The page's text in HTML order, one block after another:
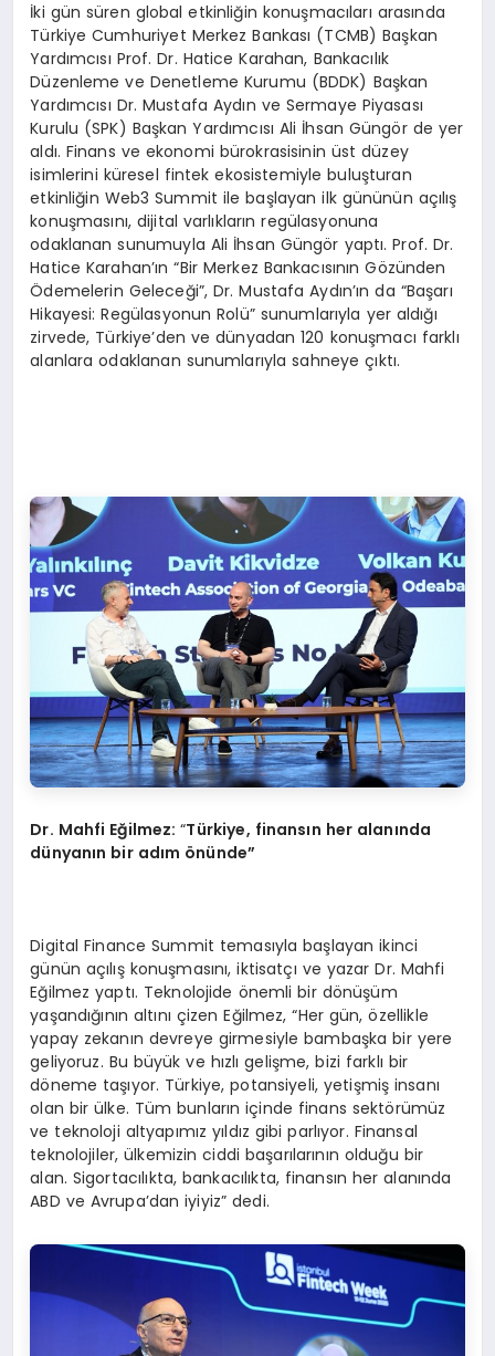
İki gün süren global etkinliğin konuşmacıları arasında
Türkiye Cumhuriyet Merkez Bankası (TCMB) Başkan
Yardımcısı Prof. Dr. Hatice Karahan, Bankacılık
Düzenleme ve Denetleme Kurumu (BDDK) Başkan
Yardımcısı Dr. Mustafa Aydın ve Sermaye Piyasası
Kurulu (SPK) Başkan Yardımcısı Ali İhsan Güngör de yer
aldı. Finans ve ekonomi bürokrasisinin üst düzey
isimlerini küresel fintek ekosistemiyle buluşturan
etkinliğin Web3 Summit ile başlayan ilk gününün açılış
konuşmasını, dijital varlıkların regülasyonuna
odaklanan sunumuyla Ali İhsan Güngör yaptı. Prof. Dr.
Hatice Karahan’ın “Bir Merkez Bankacısının Gözünden
Ödemelerin Geleceği”, Dr. Mustafa Aydın’ın da “Başarı
Hikayesi: Regülasyonun Rolü” sunumlarıyla yer aldığı
zirvede, Türkiye’den ve dünyadan 120 konuşmacı farklı
alanlara odaklanan sunumlarıyla sahneye çıktı.
Dr. Mahfi Eğilmez:“Türkiye, finansın her alanında
dünyanın bir adım önünde”
Digital Finance Summit temasıyla başlayan ikinci
günün açılış konuşmasını, iktisatçı ve yazar Dr. Mahfi
Eğilmez yaptı. Teknolojide önemli bir dönüşüm
yaşandığının altını çizen Eğilmez, “Her gün, özellikle
yapay zekanın devreye girmesiyle bambaşka bir yere
geliyoruz. Bu büyük ve hızlı gelişme, bizi farklı bir
döneme taşıyor. Türkiye, potansiyeli, yetişmiş insanı
olan bir ülke. Tüm bunların içinde finans sektörümüz
ve teknoloji altyapımız yıldız gibi parlıyor. Finansal
teknolojiler, ülkemizin ciddi başarılarının olduğu bir
alan. Sigortacılıkta, bankacılıkta, finansın her alanında
ABD ve Avrupa’dan iyiyiz” dedi.